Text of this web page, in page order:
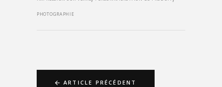
PHOTOGRAPHIE
ARTICLE PRÉCÉDENT